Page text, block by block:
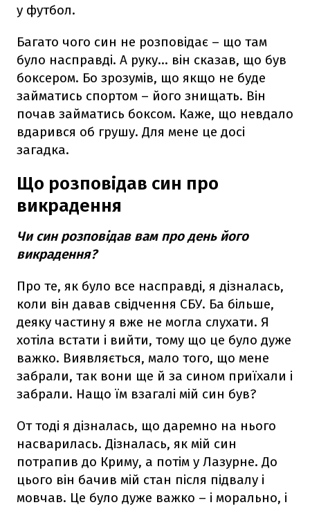
у футбол.
Багато чого син не розповідає – що там
було насправді. А руку… він сказав, що був
боксером. Бо зрозумів, що якщо не буде
займатись спортом – його знищать. Він
почав займатись боксом. Каже, що невдало
вдарився об грушу. Для мене це досі
загадка.
Що розповідав син про
викрадення
Чи син розповідав вам про день його
викрадення?
Про те, як було все насправді, я дізналась,
коли він давав свідчення СБУ. Ба більше,
деяку частину я вже не могла слухати. Я
хотіла встати і вийти, тому що це було дуже
важко. Виявляється, мало того, що мене
забрали, так вони ще й за сином приїхали і
забрали. Нащо їм взагалі мій син був?
От тоді я дізналась, що даремно на нього
насварилась. Дізналась, як мій син
потрапив до Криму, а потім у Лазурне. До
цього він бачив мій стан після підвалу і
мовчав. Це було дуже важко – і морально, і